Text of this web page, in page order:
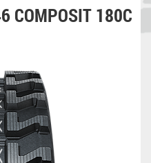
COMPOSIT 180C